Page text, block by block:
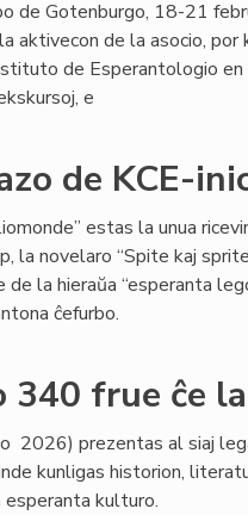
de Gotenburgo, 18-21
aktivecon de la asocio, por
de Esperantologio
e
de KCE-
estas la unua
la novelaro “Spite kaj
la hieraŭa “esperanta
ĉefurbo.
frue ĉe
2026) prezentas al siaj
kunligas historion,
esperanta kulturo.